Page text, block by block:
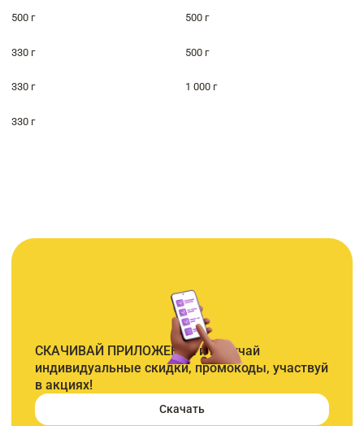
500 г 500 г
330 г 500 г
330 г 1 000 г
330 г
СКАЧИВАЙ ПРИЛОЖЕНИЕ и получай
индивидуальные скидки, промокоды, участвуй
в акциях!
Скачать